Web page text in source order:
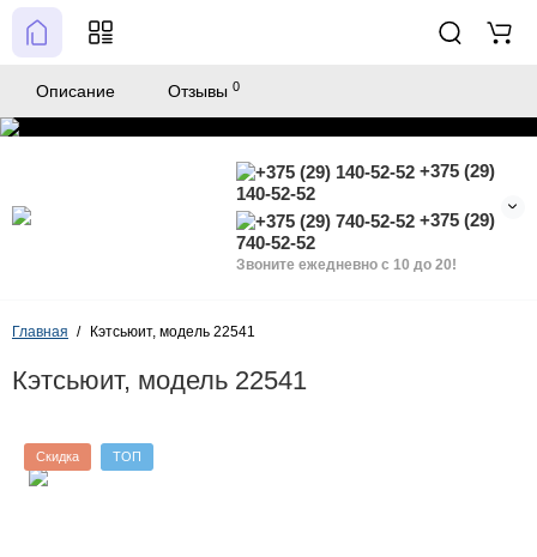
+375 (29)
140-52-52
+375 (29)
740-52-52
Звоните ежедневно с 10 до 20!
Главная Кэтсьюит, модель 22541
Кэтсьюит, модель 22541
Скидка ТОП
Описание Отзывы 0